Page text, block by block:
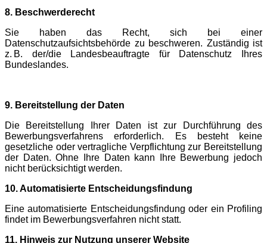
8. Beschwerderecht
Sie haben das Recht, sich bei einer
Datenschutzaufsichtsbehörde zu beschweren. Zuständig ist
z. B. der/die Landesbeauftragte für Datenschutz Ihres
Bundeslandes.
9. Bereitstellung der Daten
Die Bereitstellung Ihrer Daten ist zur Durchführung des
Bewerbungsverfahrens erforderlich. Es besteht keine
gesetzliche oder vertragliche Verpflichtung zur Bereitstellung
der Daten. Ohne Ihre Daten kann Ihre Bewerbung jedoch
nicht berücksichtigt werden.
10. Automatisierte Entscheidungsfindung
Eine automatisierte Entscheidungsfindung oder ein Profiling
findet im Bewerbungsverfahren nicht statt.
11. Hinweis zur Nutzung unserer Website